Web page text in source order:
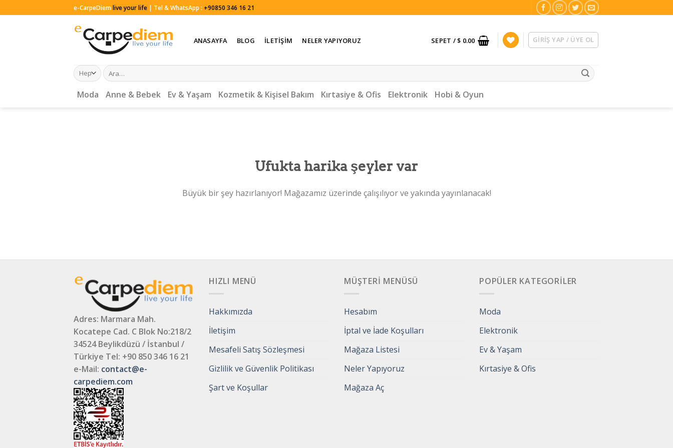
to
e-CarpeDiemlive your life | Tel & WhatsApp : +90850 346 16 21
ANASAYFA BLOG İLETIŞIM NELER YAPIYORUZ SEPET /$ 0.00 GIRIŞ YAP / ÜYE OL
Ara:
Moda Anne & Bebek Ev & Yaşam Kozmetik & Kişisel Bakım Kırtasiye & Ofis Elektronik Hobi & Oyun
Ufukta harika şeyler var
Büyük bir şey hazırlanıyor! Mağazamız üzerinde çalışılıyor ve yakında yayınlanacak!
Adres: Marmara Mah.
Kocatepe Cad. C Blok No:218/2
34524 Beylikdüzü / İstanbul /
Türkiye Tel: +90 850 346 16 21
e-Mail: contact@e-
carpediem.com
HIZLI MENÜ
Hakkımızda
İletişim
Mesafeli Satış Sözleşmesi
Gizlilik ve Güvenlik Politikası
Şart ve Koşullar
MÜŞTERI MENÜSÜ
Hesabım
İptal ve İade Koşulları
Mağaza Listesi
Neler Yapıyoruz
Mağaza Aç
POPÜLER KATEGORILER
Moda
Elektronik
Ev & Yaşam
Kırtasiye & Ofis